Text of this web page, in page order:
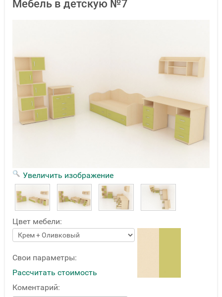
Мебель в детскую №7
Увеличить изображение
Цвет мебели:
Свои параметры:
Рассчитать стоимость
Коментарий: